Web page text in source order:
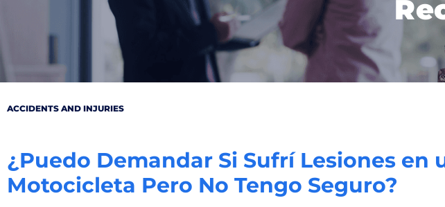
ACCIDENTS AND INJURIES
¿Puedo Demandar Si Sufrí Lesiones en
Motocicleta Pero No Tengo Seguro?